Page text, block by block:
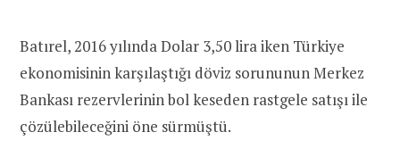
Batırel, 2016 yılında Dolar 3,50 lira iken Türkiye
ekonomisinin karşılaştığı döviz sorununun Merkez
Bankası rezervlerinin bol keseden rastgele satışı ile
çözülebileceğini öne sürmüştü.